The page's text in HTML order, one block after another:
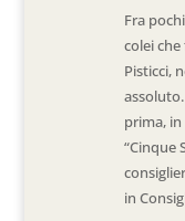
Fra
colei
Pisticci,
prima, in
“Cinque
in